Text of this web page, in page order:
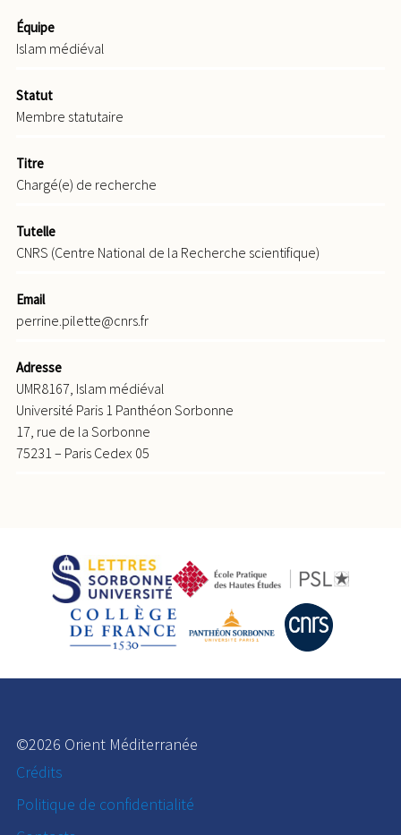
Équipe
Islam médiéval
Statut
Membre statutaire
Titre
Chargé(e) de recherche
Tutelle
CNRS (Centre National de la Recherche scientifique)
Email
perrine.pilette@cnrs.fr
Adresse
UMR8167, Islam médiéval
Université Paris 1 Panthéon Sorbonne
17, rue de la Sorbonne
75231 – Paris Cedex 05
©2026 Orient Méditerranée
Crédits
Politique de confidentialité